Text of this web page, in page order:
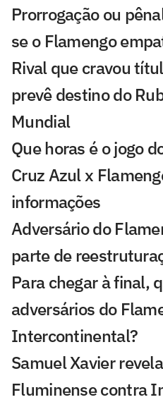
Prorrogação ou
se o Flamengo
Rival que cravou
prevê destino do
Mundial
Que horas é o jogo
Cruz Azul x
informações
Adversário do
parte de
Para chegar à final,
adversários do
Intercontinental?
Samuel Xavier
Fluminense contra